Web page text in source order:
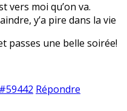
vers moi qu’on va.
y’a pire dans la vie
passes une belle soirée!
#59442 Répondre